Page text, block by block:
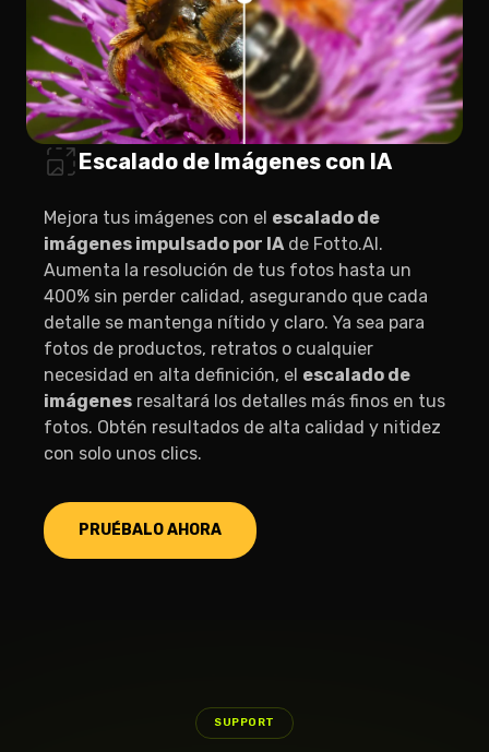
Escalado de Imágenes con IA
Mejora tus imágenes con el escalado de
imágenes impulsado por IAde Fotto.AI.
Aumenta la resolución de tus fotos hasta un
400% sin perder calidad, asegurando que cada
detalle se mantenga nítido y claro. Ya sea para
fotos de productos, retratos o cualquier
necesidad en alta definición, el escalado de
imágenes resaltará los detalles más finos en tus
fotos. Obtén resultados de alta calidad y nitidez
con solo unos clics.
PRUÉBALO AHORA
SUPPORT